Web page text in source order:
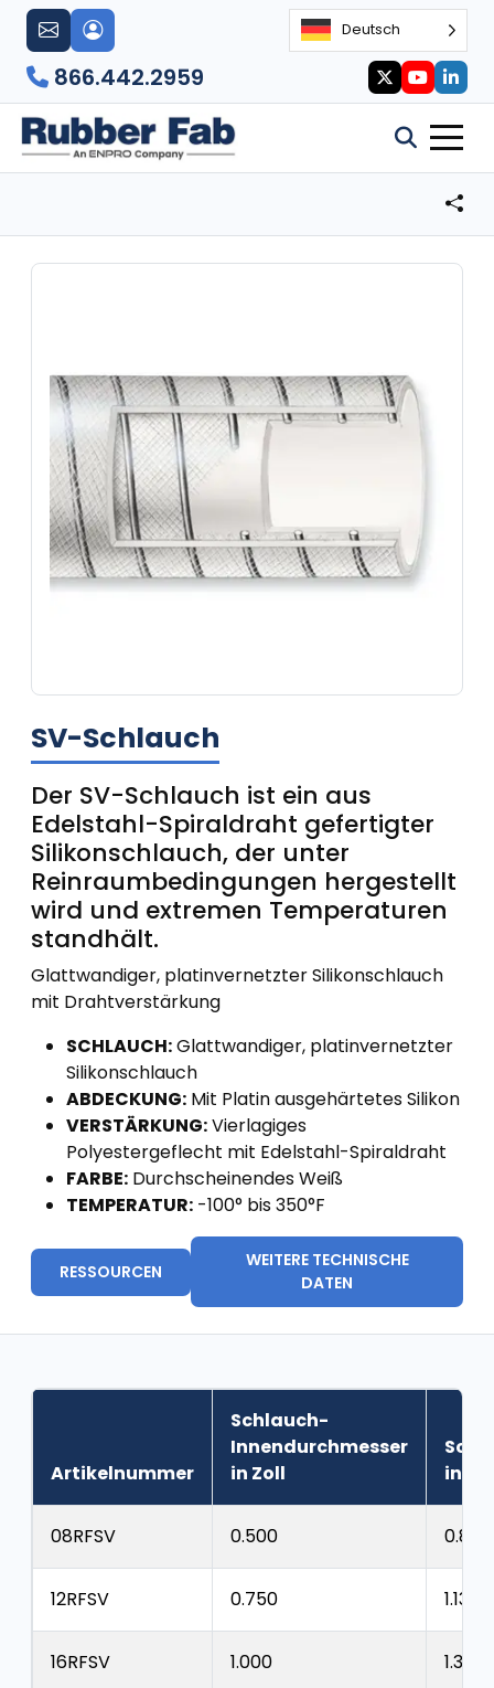
Deutsch
866.442.2959
SV-Schlauch
Der SV-Schlauch ist ein aus
Edelstahl-Spiraldraht gefertigter
Silikonschlauch, der unter
Reinraumbedingungen hergestellt
wird und extremen Temperaturen
standhält.
Glattwandiger, platinvernetzter Silikonschlauch
mit Drahtverstärkung
SCHLAUCH:Glattwandiger, platinvernetzter
Silikonschlauch
ABDECKUNG: Mit Platin ausgehärtetes Silikon
VERSTÄRKUNG:Vierlagiges
Polyestergeflecht mit Edelstahl-Spiraldraht
FARBE: Durchscheinendes Weiß
TEMPERATUR: -100° bis 350°F
RESSOURCEN
WEITERE TECHNISCHE
DATEN
Artikelnummer
Schlauch-
Innendurchmesser
in Zoll
in
08RFSV 0.500 0.886
12RFSV 0.750 1.136
16RFSV 1.000 1.386